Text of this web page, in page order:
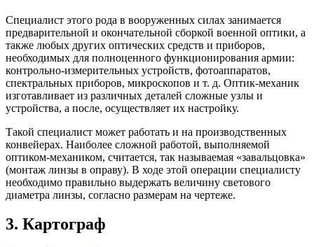
Специалист этого рода в вооруженных силах занимается
предварительной и окончательной сборкой военной оптики, а
также любых других оптических средств и приборов,
необходимых для полноценного функционирования армии:
контрольно-измерительных устройств, фотоаппаратов,
спектральных приборов, микроскопов и т. д. Оптик-механик
изготавливает из различных деталей сложные узлы и
устройства, а после, осуществляет их настройку.
Такой специалист может работать и на производственных
конвейерах. Наиболее сложной работой, выполняемой
оптиком-механиком, считается, так называемая «завальцовка»
(монтаж линзы в оправу). В ходе этой операции специалисту
необходимо правильно выдержать величину светового
диаметра линзы, согласно размерам на чертеже.
3. Картограф